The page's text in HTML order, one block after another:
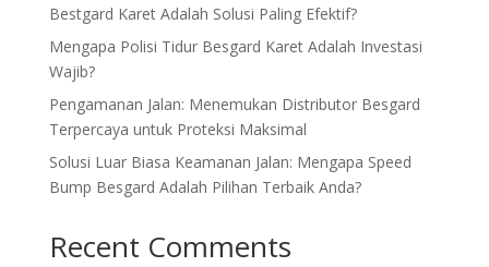
Bestgard Karet Adalah Solusi Paling Efektif?
Mengapa Polisi Tidur Besgard Karet Adalah Investasi
Wajib?
Pengamanan Jalan: Menemukan Distributor Besgard
Terpercaya untuk Proteksi Maksimal
Solusi Luar Biasa Keamanan Jalan: Mengapa Speed
Bump Besgard Adalah Pilihan Terbaik Anda?
Recent Comments